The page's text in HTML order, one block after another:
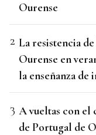
Ourense
La resistencia
Ourense en
la enseñanza de
A vueltas con el
de Portugal de